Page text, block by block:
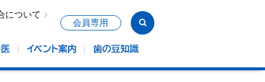
について
会員専用